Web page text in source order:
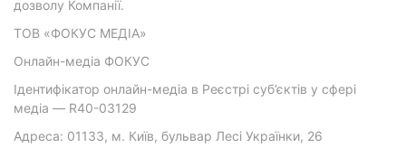
дозволу Компанії.
ТОВ «ФОКУС МЕДІА»
Онлайн-медіа ФОКУС
Ідентифікатор онлайн-медіа в Реєстрі суб’єктів у сфері
медіа — R40-03129
Адреса: 01133, м. Київ, бульвар Лесі Українки, 26